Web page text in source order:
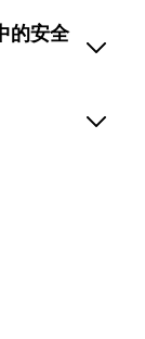
的安全